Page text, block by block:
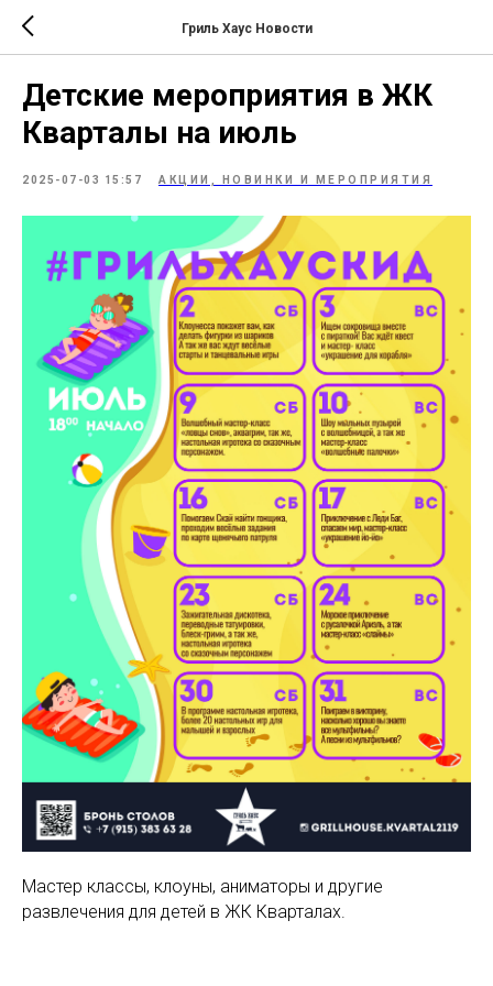
Гриль Хаус Новости
Детские мероприятия в ЖК
Кварталы на июль
2025-07-03 15:57 АКЦИИ, НОВИНКИ И МЕРОПРИЯТИЯ
Мастер классы, клоуны, аниматоры и другие
развлечения для детей в ЖК Кварталах.